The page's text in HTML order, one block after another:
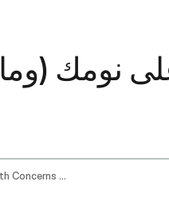
نومك
Medication And Sleep Patterns Health Concerns And Advice